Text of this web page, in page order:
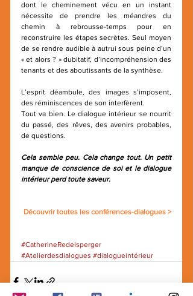
dont le cheminement vécu en un instant
nécessite de prendre les méandres du
chemin à rebrousse-temps pour en
reconstruire les étapes secrètes. Seul moyen
de se rendre audible à autrui sous peine d’un
« et alors ? » dubitatif, d’incompréhension des
tenants et des aboutissants de la synthèse.
L’esprit déambule, des images s’imposent,
des réminiscences de son interfèrent.
Tout va bien. Le dialogue intérieur se nourrit
du passé, des rêves, des avenirs probables,
de questions.
Cela semble peu. Cela change tout. Un petit
manque de conscience de soi et le dialogue
intérieur perd toute saveur.
Découvrir toutes les conférences-dialogues >
#CatherineRedelsperger
#Atelierdesdialogues #dialogueintérieur